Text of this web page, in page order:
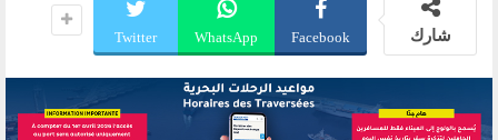
شارك Facebook
WhatsApp
Twitter